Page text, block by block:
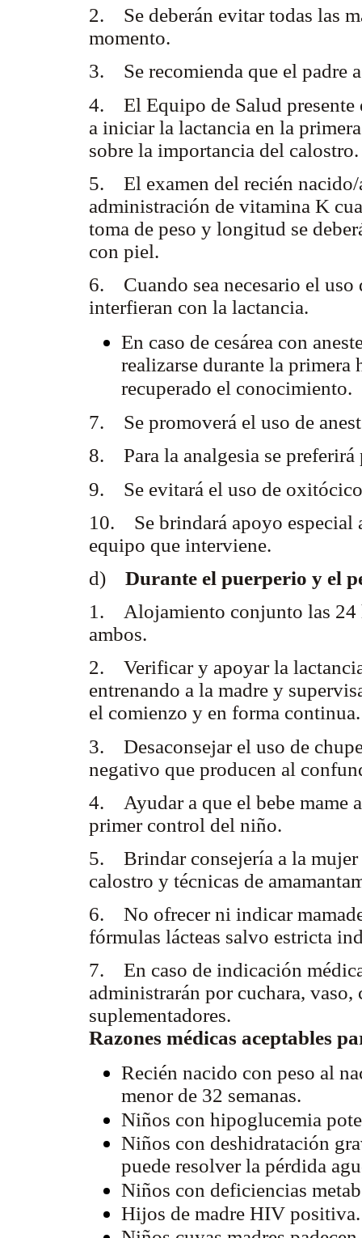
2. Se deberán evitar todas las
momento.
3. Se recomienda que el padre
4. El Equipo de Salud presente
a iniciar la lactancia en la
sobre la importancia del calostro.
5. El examen del recién
administración de vitamina K
toma de peso y longitud se
con piel.
6. Cuando sea necesario el uso
interfieran con la lactancia.
En caso de cesárea con
realizarse durante la primera
recuperado el conocimiento.
7. Se promoverá el uso de
8. Para la analgesia se preferirá
9. Se evitará el uso de
10. Se brindará apoyo especial
equipo que interviene.
d) Durante el puerperio y el
1. Alojamiento conjunto las 24
ambos.
2. Verificar y apoyar la
entrenando a la madre y
el comienzo y en forma continua.
3. Desaconsejar el uso de
negativo que producen al
4. Ayudar a que el bebe mame
primer control del niño.
5. Brindar consejería a la
calostro y técnicas de
6. No ofrecer ni indicar
fórmulas lácteas salvo estricta
7. En caso de indicación
administrarán por cuchara,
suplementadores.
Razones médicas aceptables
Recién nacido con peso al
menor de 32 semanas.
Niños con hipoglucemia
Niños con deshidratación
puede resolver la pérdida
Niños con deficiencias
Hijos de madre HIV positiva.